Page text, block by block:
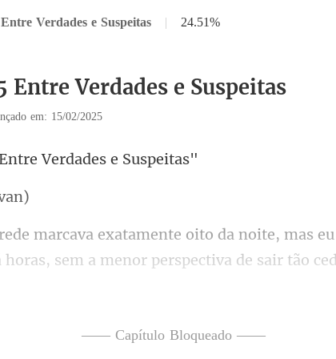
Verdades e Suspeitas | 24.51%
Entre Verdades e Suspeitas
em: 15/02/2025
Verdade
, sem a menor perspectiva de sair tão
—— Capítulo Bloqueado ——